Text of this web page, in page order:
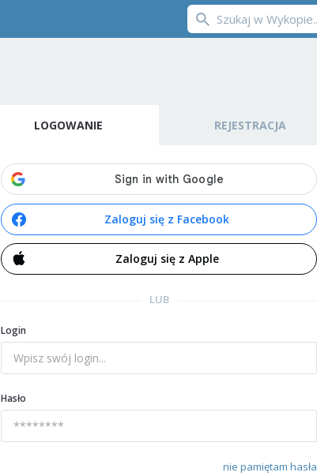
LOGOWANIE REJESTRACJA
Zaloguj się z Facebook
Zaloguj się z Apple
LUB
Login
Hasło
nie pamiętam hasła